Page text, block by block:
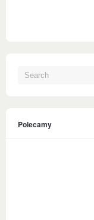
Polecamy